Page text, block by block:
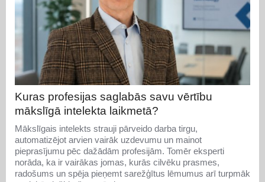
Kuras profesijas saglabās savu vērtību
mākslīgā intelekta laikmetā?
Mākslīgais intelekts strauji pārveido darba tirgu,
automatizējot arvien vairāk uzdevumu un mainot
pieprasījumu pēc dažādām profesijām. Tomēr eksperti
norāda, ka ir vairākas jomas, kurās cilvēku prasmes,
radošums un spēja pieņemt sarežģītus lēmumus arī turpmāk